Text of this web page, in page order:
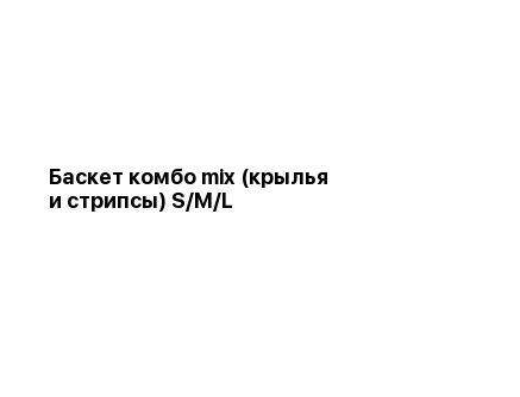
Баскет комбо mix (крылья
и стрипсы) S/M/L